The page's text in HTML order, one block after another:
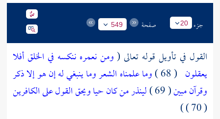
جزء 20 صفحة 549
القول في تأويل قوله تعالى (ومن نعمره ننكسه في الخلق أفلا
يعقلون ( 68 )
وما علمناه الشعر وما ينبغي له إن هو إلا ذكر
وقرآن مبين( 69 )
لينذر من كان حيا ويحق القول على الكافرين
( 70 ) )